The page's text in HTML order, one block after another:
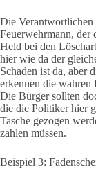
Die Verantwortlichen
Feuerwehrmann, der
Held bei den
hier wie da der
Schaden ist da, aber
erkennen die wahren
Die Bürger sollten
die die Politiker hier
Tasche gezogen
zahlen müssen.
Beispiel 3: